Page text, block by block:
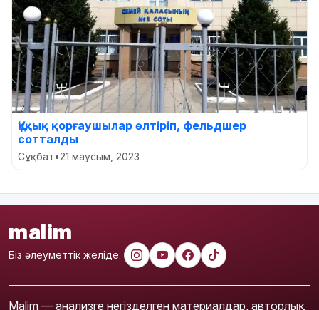
Құқық қорғаушылар өлтіріп, фельдшер
сотталды
Сұқбат•21 маусым, 2023
malim
Біз әлеуметтік желіде:
Malim — анализге негізделген материалдар, авторлық